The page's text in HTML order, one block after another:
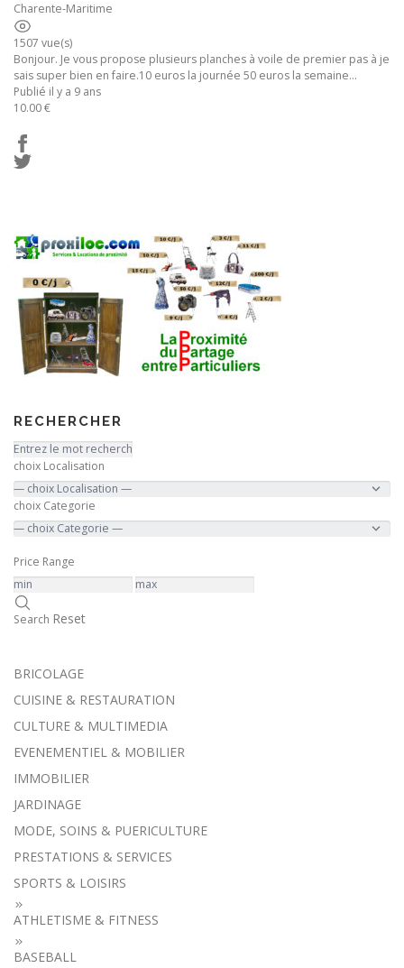
Charente-Maritime
1507 vue(s)
Bonjour. Je vous propose plusieurs planches à voile de premier pas à je
sais super bien en faire.10 euros la journée 50 euros la semaine...
Publié il y a 9 ans
10.00 €
RECHERCHER
choix Localisation
choix Categorie
Price Range
Search Reset
BRICOLAGE
CUISINE & RESTAURATION
CULTURE & MULTIMEDIA
EVENEMENTIEL & MOBILIER
IMMOBILIER
JARDINAGE
MODE, SOINS & PUERICULTURE
PRESTATIONS & SERVICES
SPORTS & LOISIRS
ATHLETISME & FITNESS
BASEBALL